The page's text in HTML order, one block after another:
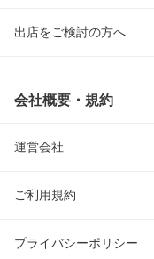
出店をご検討の方へ
会社概要・規約
運営会社
ご利用規約
プライバシーポリシー